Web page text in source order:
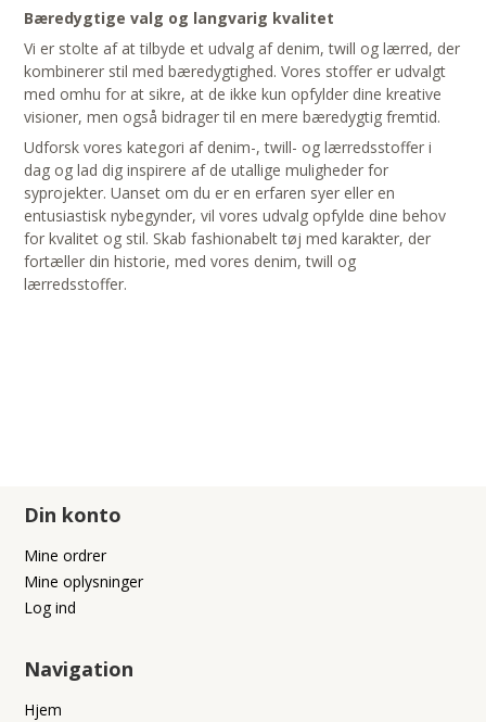
Bæredygtige valg og langvarig kvalitet
Vi er stolte af at tilbyde et udvalg af denim, twill og lærred, der
kombinerer stil med bæredygtighed. Vores stoffer er udvalgt
med omhu for at sikre, at de ikke kun opfylder dine kreative
visioner, men også bidrager til en mere bæredygtig fremtid.
Udforsk vores kategori af denim-, twill- og lærredsstoffer i
dag og lad dig inspirere af de utallige muligheder for
syprojekter. Uanset om du er en erfaren syer eller en
entusiastisk nybegynder, vil vores udvalg opfylde dine behov
for kvalitet og stil. Skab fashionabelt tøj med karakter, der
fortæller din historie, med vores denim, twill og
lærredsstoffer.
Din konto
Mine ordrer
Mine oplysninger
Log ind
Navigation
Hjem